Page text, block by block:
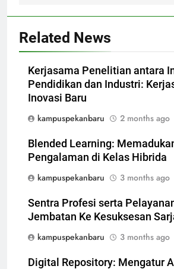
Related News
Kerjasama Penelitian antara
Pendidikan dan Industri:
Inovasi Baru
kampuspekanbaru
2 months ago
Blended Learning:
Pengalaman di Kelas Hibrida
kampuspekanbaru
3 months ago
Sentra Profesi serta
Jembatan Ke Kesuksesan
kampuspekanbaru
3 months ago
Digital Repository: Mengatur